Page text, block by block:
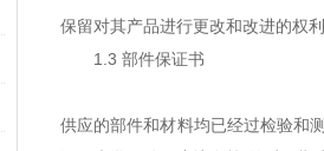
保留对其产品进行更改和改进的权
1.3 部件保证书
供应的部件和材料均已经过检验和